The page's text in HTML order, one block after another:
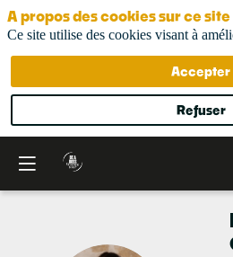
A propos des cookies sur ce site
Ce site utilise des cookies visant à
Accepter
Refuser